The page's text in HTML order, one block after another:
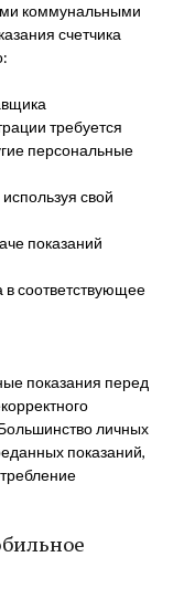
коммунальными
счетчика
требуется
персональные
свой
показаний
в соответствующее
показания перед
личных
показаний,